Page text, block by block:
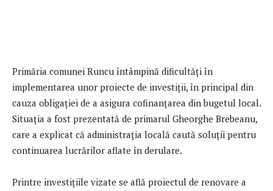
Primăria comunei Runcu întâmpină dificultăți în
implementarea unor proiecte de investiții, în principal din
cauza obligației de a asigura cofinanțarea din bugetul local.
Situația a fost prezentată de primarul Gheorghe Brebeanu,
care a explicat că administrația locală caută soluții pentru
continuarea lucrărilor aflate în derulare.
Printre investițiile vizate se află proiectul de renovare a